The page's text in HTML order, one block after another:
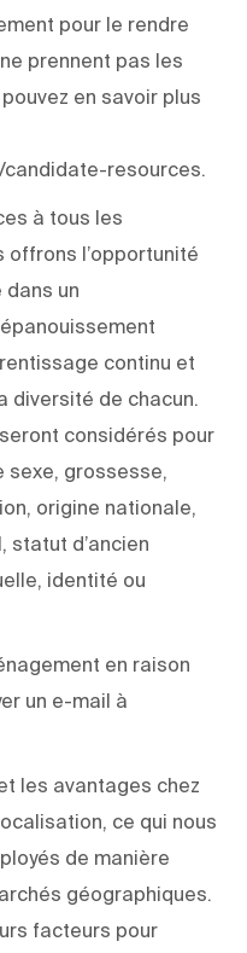
pour le rendre
prennent pas les
en savoir plus
resources.
à tous les
offrons l’opportunité
un
continu et
diversité de chacun.
considérés pour
sexe, grossesse,
origine nationale,
statut d’ancien
identité ou
en raison
un e-mail à
les avantages chez
ce qui nous
de manière
géographiques.
facteurs pour